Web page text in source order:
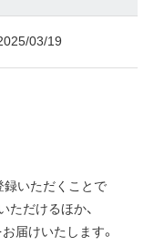
03/19
録いただくことで
だけるほか、
届けいたします。